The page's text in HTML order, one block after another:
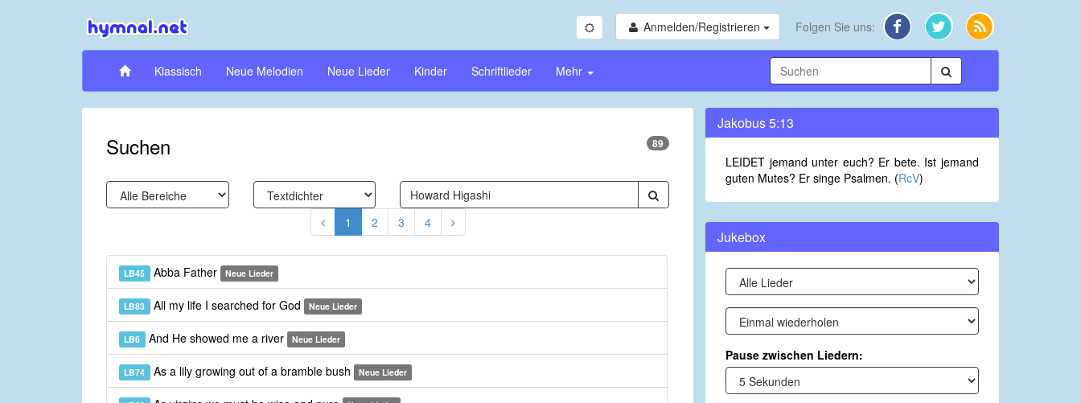
Anmelden/Registrieren Folgen Sie uns:
Klassisch Neue Melodien Neue Lieder Kinder Schriftlieder Mehr
Suchen 89
1 2 3 4
LB45 Abba Father Neue Lieder
LB83 All my life I searched for God Neue Lieder
LB6 And He showed me a river Neue Lieder
LB74 As a lily growing out of a bramble bush Neue Lieder
Jakobus 5:13
LEIDET jemand unter euch? Er bete. Ist jemand
guten Mutes? Er singe Psalmen. (RcV)
Jukebox
Pause zwischen Liedern: